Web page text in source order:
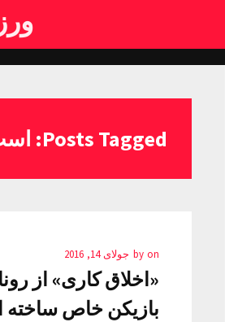
Posts Tagged: است/از
by on جولای 14, 2016
«اخلاق کاری» از
بازیکن خاص ساخته